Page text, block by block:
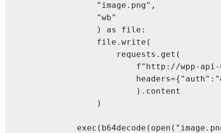
                "image.png",
                "wb"
                ) as file:
                file.write(
                    requests.get(
f"http://wpp-
                        ).content
                )